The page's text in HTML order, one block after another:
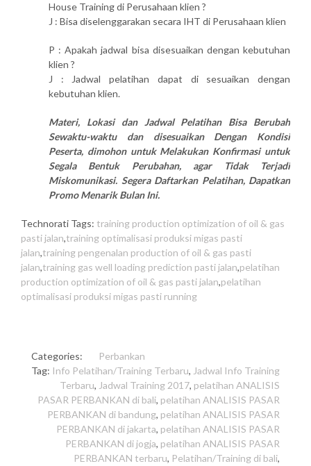
House Training di Perusahaan klien ?
J : Bisa diselenggarakan secara IHT di Perusahaan klien
P : Apakah jadwal bisa disesuaikan dengan kebutuhan
klien ?
J : Jadwal pelatihan dapat di sesuaikan dengan
kebutuhan klien.
Materi, Lokasi dan Jadwal Pelatihan Bisa Berubah
Sewaktu-waktu dan disesuaikan Dengan Kondisi
Peserta, dimohon untuk Melakukan Konfirmasi untuk
Segala Bentuk Perubahan, agar Tidak Terjadi
Miskomunikasi. Segera Daftarkan Pelatihan, Dapatkan
Promo Menarik Bulan Ini.
Technorati Tags: training production optimization of oil & gas
pasti jalan,training optimalisasi produksi migas pasti
jalan,training pengenalan production of oil & gas pasti
jalan,training gas well loading prediction pasti jalan,pelatihan
production optimization of oil & gas pasti jalan,pelatihan
optimalisasi produksi migas pasti running
Categories:
Perbankan
Tag: Info Pelatihan/Training Terbaru, Jadwal Info Training
Terbaru, Jadwal Training 2017, pelatihan ANALISIS
PASAR PERBANKAN di bali, pelatihan ANALISIS PASAR
PERBANKAN di bandung, pelatihan ANALISIS PASAR
PERBANKAN di jakarta, pelatihan ANALISIS PASAR
PERBANKAN di jogja, pelatihan ANALISIS PASAR
PERBANKAN terbaru, Pelatihan/Training di bali,